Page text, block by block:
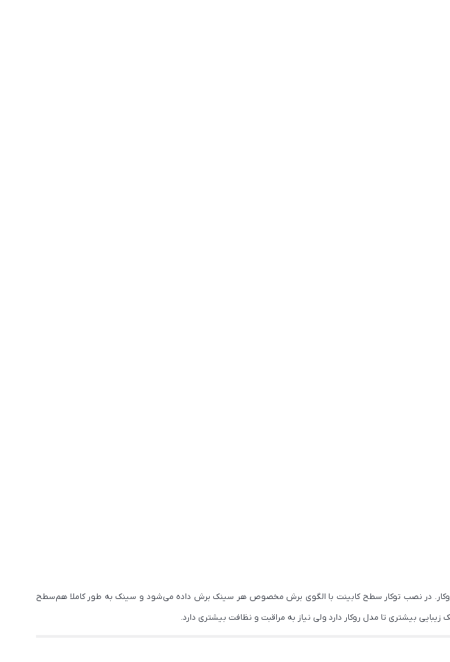
روکار. در نصب توکار سطح کابینت با الگوی برش مخصوص هر سینک برش داده می‌شود و سینک به طور کاملا هم‌سطح
بیشتری تا مدل روکار دارد ولی نیاز به مراقبت و نظافت بیشتری دارد.